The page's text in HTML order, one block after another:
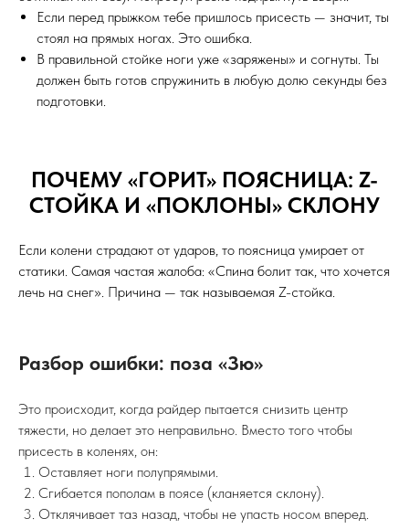
Если перед прыжком тебе пришлось присесть — значит, ты
стоял на прямых ногах. Это ошибка.
В правильной стойке ноги уже «заряжены» и согнуты. Ты
должен быть готов спружинить в любую долю секунды без
подготовки.
ПОЧЕМУ «ГОРИТ» ПОЯСНИЦА: Z-
СТОЙКА И «ПОКЛОНЫ» СКЛОНУ
Если колени страдают от ударов, то поясница умирает от
статики. Самая частая жалоба: «Спина болит так, что хочется
лечь на снег». Причина — так называемая Z-стойка.
Разбор ошибки: поза «Зю»
Это происходит, когда райдер пытается снизить центр
тяжести, но делает это неправильно. Вместо того чтобы
присесть в коленях, он:
Оставляет ноги полупрямыми.
Сгибается пополам в поясе (кланяется склону).
Отклячивает таз назад, чтобы не упасть носом вперед.